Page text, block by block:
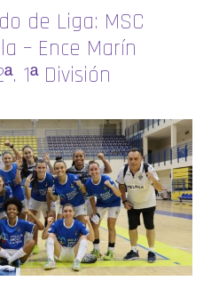
de Liga: MSC
– Ence Marín
1ª División